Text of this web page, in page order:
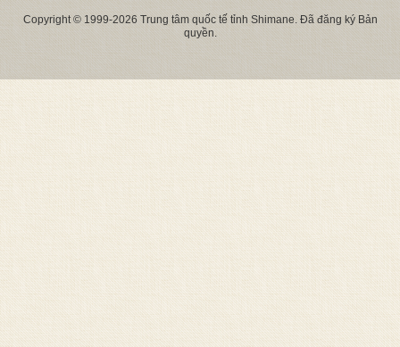
Copyright © 1999-2026 Trung tâm quốc tế tỉnh Shimane. Đã đăng ký Bản
quyền.